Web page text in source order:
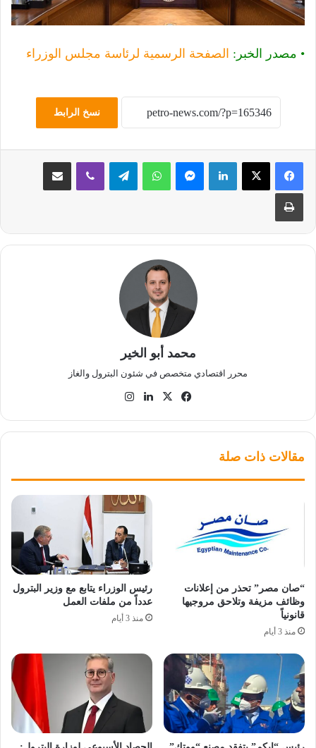
• مصدر الخبر: الصفحة الرسمية لرئاسة مجلس الوزراء
نسخ الرابط
لينكدإن ماسنجر واتساب تيلقرام ڤايبر مشاركة عبر البريد
طباعة
محمد أبو الخير
محرر اقتصادي متخصص في شئون البترول والغاز
فيسبوك
‫X لينكدإن
مقالات ذات صلة
“صان مصر” تحذر من إعلانات
وظائف مزيفة وتلاحق مروجيها
قانونياً
منذ 3 أيام
رئيس الوزراء يتابع مع وزير البترول
عدداً من ملفات العمل
منذ 3 أيام